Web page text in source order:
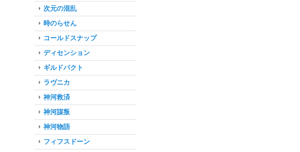
次元の混乱
時のらせん
コールドスナップ
ディセンション
ギルドパクト
ラヴニカ
神河救済
神河謀叛
神河物語
フィフスドーン